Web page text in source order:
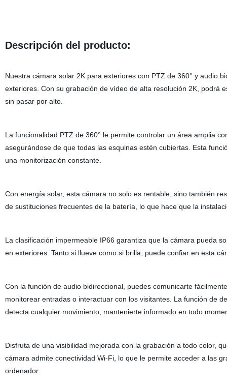
Descripción del producto:
Nuestra cámara solar 2K para exteriores con PTZ de 360° y audio
exteriores. Con su grabación de vídeo de alta resolución 2K, podrá
sin pasar por alto.
La funcionalidad PTZ de 360° le permite controlar un área amplia
asegurándose de que todas las esquinas estén cubiertas. Esta
una monitorización constante.
Con energía solar, esta cámara no solo es rentable, sino también
de sustituciones frecuentes de la batería, lo que hace que la
La clasificación impermeable IP66 garantiza que la cámara pueda
en exteriores. Tanto si llueve como si brilla, puede confiar en esta
Con la función de audio bidireccional, puedes comunicarte
monitorear entradas o interactuar con los visitantes. La función de
detecta cualquier movimiento, mantenierte informado en todo
Disfruta de una visibilidad mejorada con la grabación a todo color,
cámara admite conectividad Wi-Fi, lo que le permite acceder a las
ordenador.